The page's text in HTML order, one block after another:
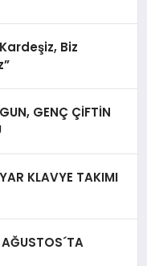
Biz
GENÇ ÇİFTİN
KLAVYE TAKIMI
AĞUSTOS´TA